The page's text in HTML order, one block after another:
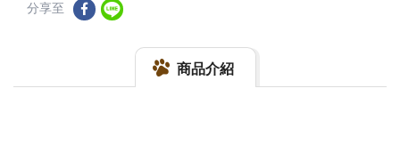
分享至
商品介紹